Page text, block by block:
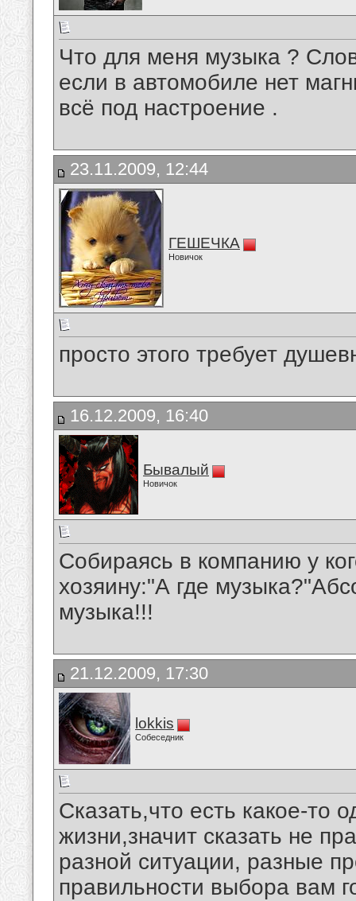
Что для меня музыка ?
если в автомобиле нет
всё под настроение .
23.11.2009, 12:44
ГЕШЕЧКА
Новичок
просто этого требует
16.12.2009, 16:40
Бывалый
Новичок
Собираясь в компанию у
хозяину:"А где
музыка!!!
21.12.2009, 17:30
lokkis
Собеседник
Сказать,что есть какое-то
жизни,значит сказать не
разной ситуации, разные
правильности выбора вам